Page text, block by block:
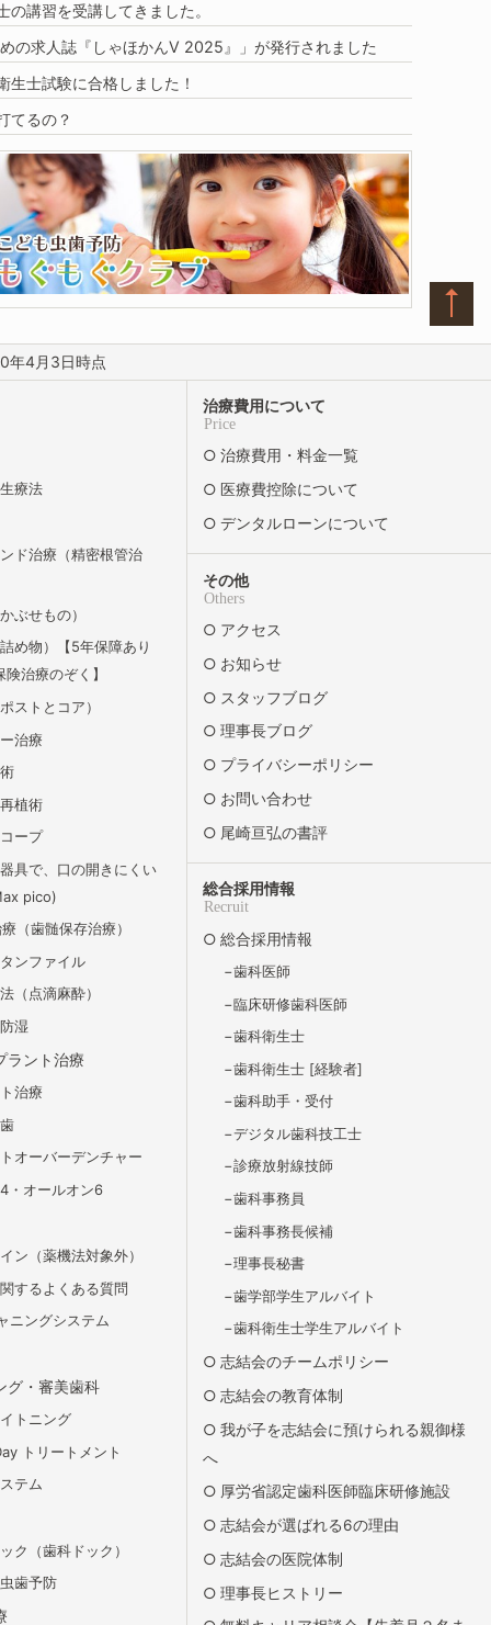
講習を受講してきました。
の求人誌『しゃほかんV 2025』」 が発行されました
生士試験に合格しました！
てるの？
年4月3日時点
療法
ド治療（精密根管治
ぶせもの）
め物）【5年保障あり
険治療のぞく】
ストとコア）
治療
植術
ープ
具で、口の開きにくい
pico)
（歯髄保存治療）
ンファイル
（点滴麻酔）
湿
ラント治療
治療
オーバーデンチャー
・オールオン6
ン（薬機法対象外）
するよくある質問
ニングシステム
グ・審美歯科
トニング
トリートメント
テム
ク（歯科ドック）
歯予防
治療費用について
Price
治療費用・料金一覧
医療費控除について
デンタルローンについて
その他
Others
アクセス
お知らせ
スタッフブログ
理事長ブログ
プライバシーポリシー
お問い合わせ
尾崎亘弘の書評
総合採用情報
Recruit
総合採用情報
歯科医師
臨床研修歯科医師
歯科衛生士
歯科衛生士 [経験者]
歯科助⼿・受付
デジタル歯科技工士
診療放射線技師
歯科事務員
歯科事務長候補
理事長秘書
歯学部学生アルバイト
歯科衛生士学生アルバイト
志結会のチームポリシー
志結会の教育体制
我が子を志結会に預けられる親御様
へ
厚労省認定歯科医師臨床研修施設
志結会が選ばれる6の理由
志結会の医院体制
理事長ヒストリー